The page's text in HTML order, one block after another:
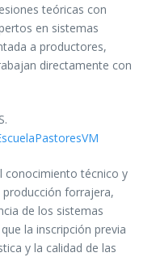
teóricas con
en sistemas
a productores,
directamente con
conocimiento técnico y
forrajera,
de los sistemas
la inscripción previa
y la calidad de las